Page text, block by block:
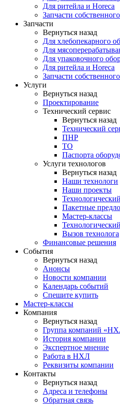
Для ритейла и Horeca
Запчасти
Запчасти
Вернуться назад
Для хлебопекарного
Для
Для упаковочного
Для ритейла и Horeca
Запчасти
Услуги
Вернуться назад
Проектирование
Технический сервис
Вернуться назад
Технический
ПНР
ТО
Паспорта
Услуги технологов
Вернуться назад
Наши технологи
Наши проекты
Пакетные
Мастер-классы
Вызов технолога
Финансовые решения
События
Вернуться назад
Анонсы
Новости компании
Календарь событий
Спешите купить
Мастер-классы
Компания
Вернуться назад
Группа компаний
История компании
Экспертное мнение
Работа в НХЛ
Реквизиты компании
Контакты
Вернуться назад
Адреса и телефоны
Обратная связь